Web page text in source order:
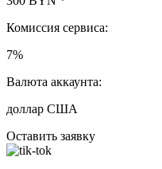
Комиссия сервиса:
7%
Валюта аккаунта:
доллар США
Оставить заявку